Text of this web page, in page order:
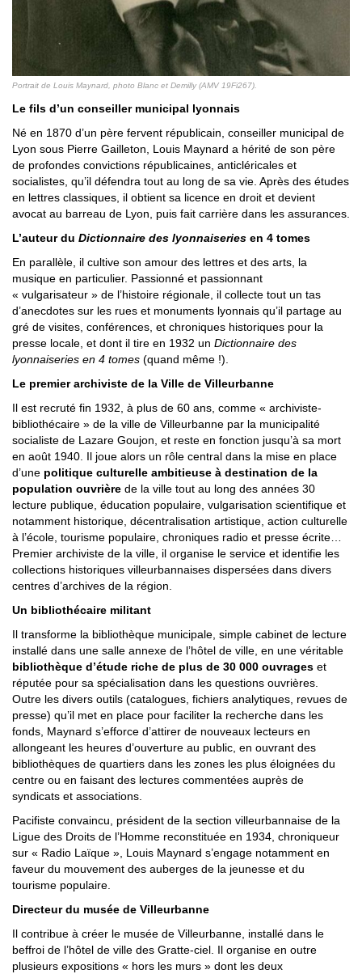
Portrait de Louis Maynard, photo Blanc et Demilly (AMV 19Fi267).
Le fils d’un conseiller municipal lyonnais
Né en 1870 d’un père fervent républicain, conseiller municipal de
Lyon sous Pierre Gailleton, Louis Maynard a hérité de son père
de profondes convictions républicaines, anticléricales et
socialistes, qu’il défendra tout au long de sa vie. Après des études
en lettres classiques, il obtient sa licence en droit et devient
avocat au barreau de Lyon, puis fait carrière dans les assurances.
L’auteur du Dictionnaire des lyonnaiseries en 4 tomes
En parallèle, il cultive son amour des lettres et des arts, la
musique en particulier. Passionné et passionnant
« vulgarisateur » de l’histoire régionale, il collecte tout un tas
d’anecdotes sur les rues et monuments lyonnais qu’il partage au
gré de visites, conférences, et chroniques historiques pour la
presse locale, et dont il tire en 1932 un Dictionnaire des
lyonnaiseries en 4 tomes (quand même !).
Le premier archiviste de la Ville de Villeurbanne
Il est recruté fin 1932, à plus de 60 ans, comme « archiviste-
bibliothécaire » de la ville de Villeurbanne par la municipalité
socialiste de Lazare Goujon, et reste en fonction jusqu’à sa mort
en août 1940. Il joue alors un rôle central dans la mise en place
d’une politique culturelle ambitieuse à destination de la
population ouvrière de la ville tout au long des années 30
lecture publique, éducation populaire, vulgarisation scientifique et
notamment historique, décentralisation artistique, action culturelle
à l’école, tourisme populaire, chroniques radio et presse écrite…
Premier archiviste de la ville, il organise le service et identifie les
collections historiques villeurbannaises dispersées dans divers
centres d’archives de la région.
Un bibliothécaire militant
Il transforme la bibliothèque municipale, simple cabinet de lecture
installé dans une salle annexe de l’hôtel de ville, en une véritable
bibliothèque d’étude riche de plus de 30 000 ouvrages et
réputée pour sa spécialisation dans les questions ouvrières.
Outre les divers outils (catalogues, fichiers analytiques, revues de
presse) qu’il met en place pour faciliter la recherche dans les
fonds, Maynard s’efforce d’attirer de nouveaux lecteurs en
allongeant les heures d’ouverture au public, en ouvrant des
bibliothèques de quartiers dans les zones les plus éloignées du
centre ou en faisant des lectures commentées auprès de
syndicats et associations.
Pacifiste convaincu, président de la section villeurbannaise de la
Ligue des Droits de l’Homme reconstituée en 1934, chroniqueur
sur « Radio Laïque », Louis Maynard s’engage notamment en
faveur du mouvement des auberges de la jeunesse et du
tourisme populaire.
Directeur du musée de Villeurbanne
Il contribue à créer le musée de Villeurbanne, installé dans le
beffroi de l’hôtel de ville des Gratte-ciel. Il organise en outre
plusieurs expositions « hors les murs » dont les deux